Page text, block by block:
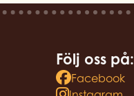
Följ oss på:
Facebook